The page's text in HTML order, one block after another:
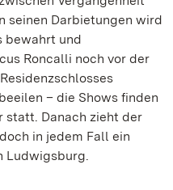
seinen Darbietungen wird
bewahrt und
Roncalli noch vor der
– die Shows finden
statt. Danach zieht der
in jedem Fall ein
Ludwigsburg.